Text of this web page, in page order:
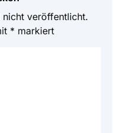
nicht veröffentlicht.
* markiert